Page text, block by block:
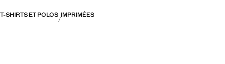
T-SHIRTS ET POLOS IMPRIMÉES